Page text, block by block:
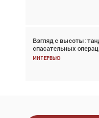
Взгляд с высоты:
спасательных
Интервью
Частный самолёт –
покупке
Интервью